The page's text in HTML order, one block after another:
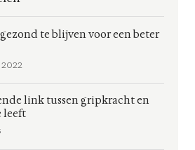
te blijven voor een beter
2022
link tussen gripkracht en
leeft